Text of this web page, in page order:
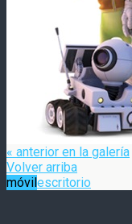
« anterior en la galería
Volver arriba
móvilescritorio